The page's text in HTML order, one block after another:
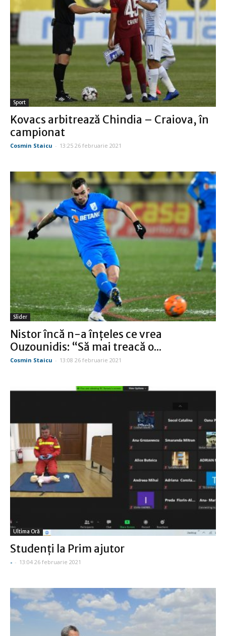
Sport
Kovacs arbitrează Chindia – Craiova, în
campionat
Cosmin Staicu - 13:25 26 februarie 2021
Slider
Nistor încă n-a înţeles ce vrea
Ouzounidis: “Să mai treacă o...
Cosmin Staicu - 13:08 26 februarie 2021
Ultima Oră
Studenți la Prim ajutor
- - 13:04 26 februarie 2021